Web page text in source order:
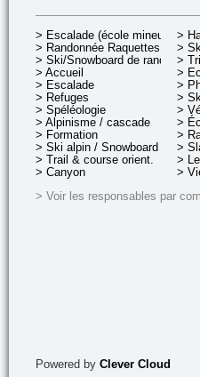
> Escalade (école mineurs)
> Randonnée Raquettes
> Ski/Snowboard de rando.
> Accueil
> Escalade
> Refuges
> Spéléologie
> Alpinisme / cascade
> Formation
> Ski alpin / Snowboard
> Trail & course orient.
> Canyon
>
>
>
>
>
>
>
>
>
>
>
>
> Voir les responsables par
Powered by Clever Cloud